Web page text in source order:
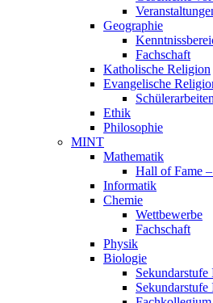
Geographie
Fachschaft
Katholische Religion
Evangelische
Ethik
Philosophie
MINT
Mathematik
Hall of Fame
Informatik
Chemie
Wettbewerbe
Fachschaft
Physik
Biologie
Sekundarstufe
Sekundarstufe